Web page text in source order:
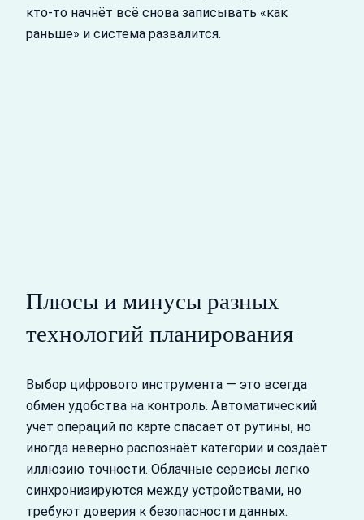
кто‑то начнёт всё снова записывать «как
раньше» и система развалится.
Плюсы и минусы разных
технологий планирования
Выбор цифрового инструмента — это всегда
обмен удобства на контроль. Автоматический
учёт операций по карте спасает от рутины, но
иногда неверно распознаёт категории и создаёт
иллюзию точности. Облачные сервисы легко
синхронизируются между устройствами, но
требуют доверия к безопасности данных.